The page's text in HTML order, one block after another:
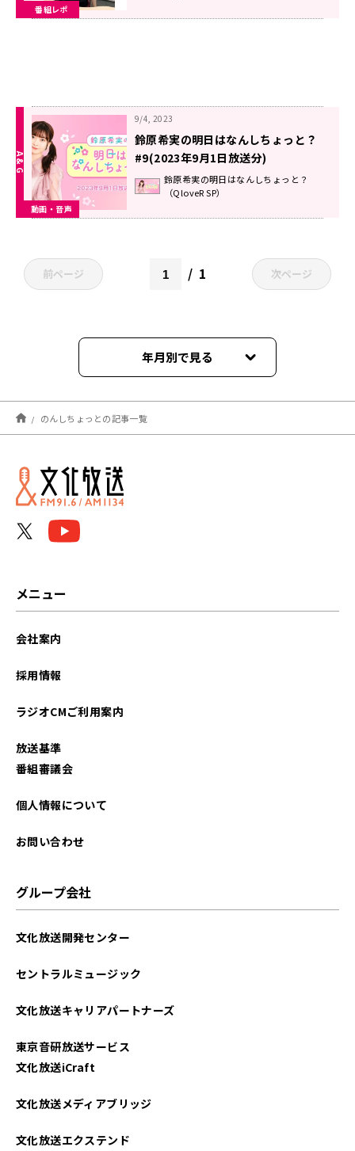
番組レポ
動画・音声
9/4, 2023
鈴原希実の明日はなんしちょっと？
#9(2023年9月1日放送分)
鈴原希実の明日はなんしちょっと？
（QloveR SP）
前ページ 1 次ページ
年月別で見る
2026年05月
2026年02月
2025年11月
2024年11月
2024年08月
2024年03月
2024年02月
のんしちょっとの記事一覧
メニュー
会社案内
採用情報
ラジオCMご利用案内
放送基準
番組審議会
個人情報について
お問い合わせ
グループ会社
文化放送開発センター
セントラルミュージック
文化放送キャリアパートナーズ
東京音研放送サービス
文化放送iCraft
文化放送メディアブリッジ
文化放送エクステンド